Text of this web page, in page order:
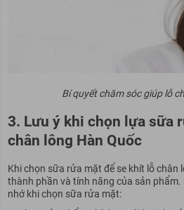
Bí quyết chăm sóc giúp lỗ
3. Lưu ý khi chọn lựa sữa
chân lông Hàn Quốc
Khi chọn sữa rửa mặt để se khít lỗ chân
thành phần và tính năng của sản
nhớ khi chọn sữa rửa mặt: